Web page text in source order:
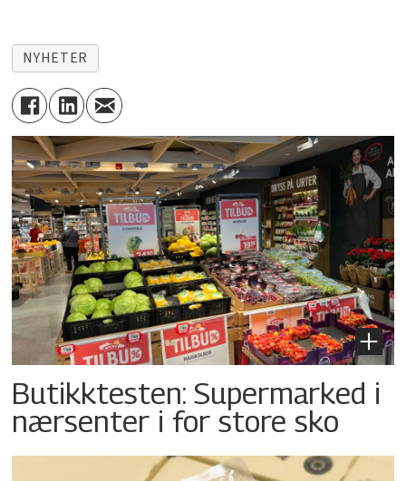
NYHETER
Butikktesten: Supermarked i
nærsenter i for store sko